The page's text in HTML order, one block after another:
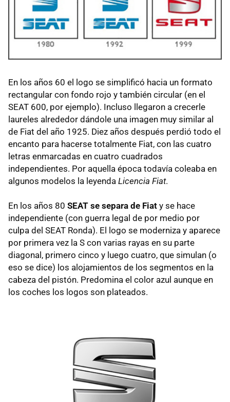
En los años 60 el logo se simplificó hacia un formato
rectangular con fondo rojo y también circular (en el
SEAT 600, por ejemplo). Incluso llegaron a crecerle
laureles alrededor dándole una imagen muy similar al
de Fiat del año 1925. Diez años después perdió todo el
encanto para hacerse totalmente Fiat, con las cuatro
letras enmarcadas en cuatro cuadrados
independientes. Por aquella época todavía coleaba en
algunos modelos la leyenda Licencia Fiat.
En los años 80 SEAT se separa de Fiat y se hace
independiente (con guerra legal de por medio por
culpa del SEAT Ronda). El logo se moderniza y aparece
por primera vez la S con varias rayas en su parte
diagonal, primero cinco y luego cuatro, que simulan (o
eso se dice) los alojamientos de los segmentos en la
cabeza del pistón. Predomina el color azul aunque en
los coches los logos son plateados.